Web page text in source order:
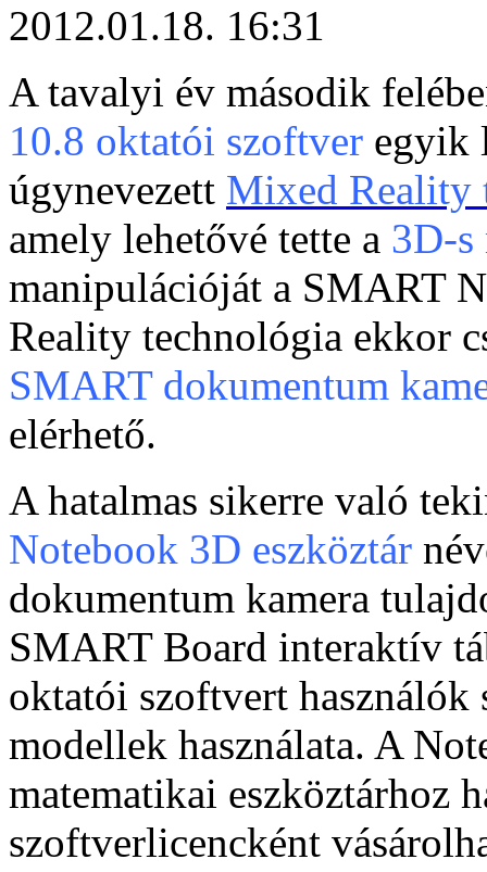
2012.01.18. 16:31
A tavalyi év második
10.8 oktatói szoftver egyik
úgynevezett Mixed Reality
amely lehetővé tette a 3D-s
manipulációját a SMART
Reality technológia ekkor
SMART dokumentum
elérhető.
A hatalmas sikerre való
Notebook 3D eszköztár
dokumentum kamera
SMART Board interaktív
oktatói szoftvert használók
modellek használata. A
matematikai eszköztárhoz
szoftverlicencként